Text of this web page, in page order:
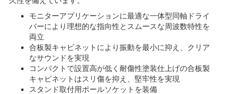
モニターアプリケーションに最適な一体型同軸ドライ
バーにより理想的な指向性とスムースな周波数特性を
両立
合板製キャビネットにより振動を最小に抑え、クリア
なサウンドを実現
コンパクトで設置高が低く耐傷性塗装仕上げの合板製
キャビネットはスリ傷を抑え、堅牢性を実現
スタンド取付用ポールソケットを装備